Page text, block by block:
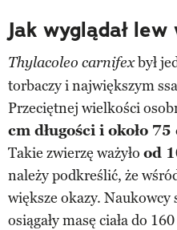
Jak wyglądał
Thylacoleo carnifexbył
torbaczy i największym
Przeciętnej wielkości
cm długości i około
Takie zwierzę ważyło od
należy podkreślić, że
większe okazy. Naukowcy
osiągały masę ciała do